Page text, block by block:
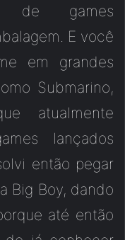
de games
E você
em grandes
Submarino,
atualmente
lançados
então pegar
Big Boy, dando
até então